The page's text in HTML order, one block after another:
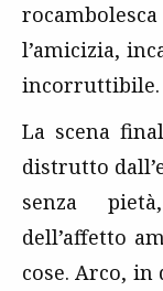
l’amicizia,
incorruttibile.
La scena
distrutto
senza
dell’affetto
cose. Arco,